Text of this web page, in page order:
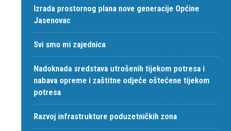
Izrada prostornog plana nove generacije Općine
Jasenovac
Svi smo mi zajednica
Nadoknada sredstava utrošenih tijekom potresa i
nabava opreme i zaštitne odjeće oštećene tijekom
potresa
Razvoj infrastrukture poduzetničkih zona